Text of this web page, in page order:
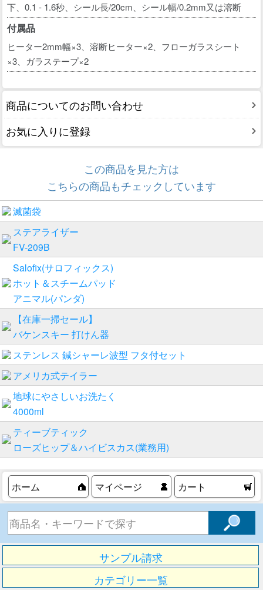
下、0.1 - 1.6秒、シール長/20cm、シール幅/0.2mm又は溶断
付属品
ヒーター2mm幅×3、溶断ヒーター×2、フローガラスシート
×3、ガラステープ×2
商品についてのお問い合わせ
お気に入りに登録
この商品を見た方は
こちらの商品もチェックしています
滅菌袋
ステアライザー
FV-209B
Salofix(サロフィックス)
ホット＆スチームパッド
アニマル(パンダ)
【在庫一掃セール】
バケンスキー 打けん器
ステンレス 鍼シャーレ波型 フタ付セット
アメリカ式テイラー
地球にやさしいお洗たく
4000ml
ティーブティック
ローズヒップ＆ハイビスカス(業務用)
ホーム マイページ カート
サンプル請求
カテゴリー一覧